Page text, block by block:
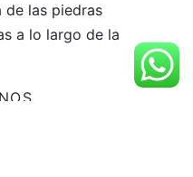
de las piedras
a lo largo de la